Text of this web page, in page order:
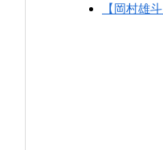
【岡村雄